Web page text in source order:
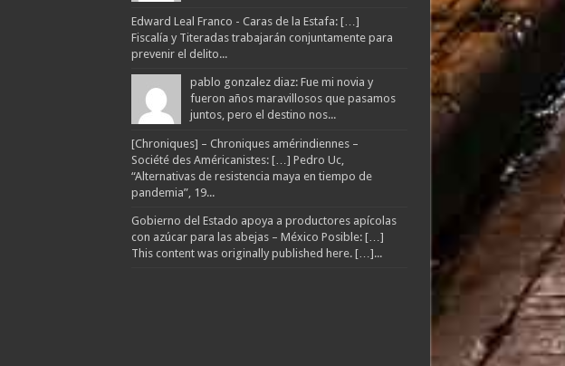
Edward Leal Franco - Caras de la Estafa: […]
Fiscalía y Titeradas trabajarán conjuntamente para
prevenir el delito...
pablo gonzalez diaz: Fue mi novia y
fueron años maravillosos que pasamos
juntos, pero el destino nos...
[Chroniques] – Chroniques amérindiennes –
Société des Américanistes: […] Pedro Uc,
“Alternativas de resistencia maya en tiempo de
pandemia”, 19...
Gobierno del Estado apoya a productores apícolas
con azúcar para las abejas – México Posible: […]
This content was originally published here. […]...